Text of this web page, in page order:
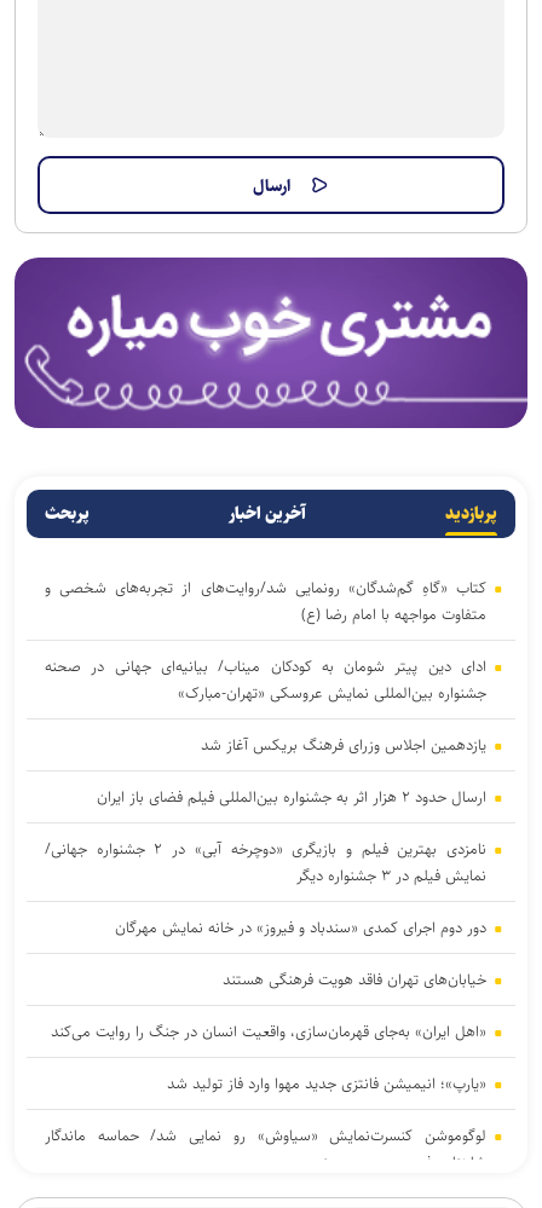
پربازدید آخرین اخبار پربحث
کتاب «گاهِ گم‌شدگان» رونمایی شد/روایت‌های از تجربه‌های شخصی و
متفاوت مواجهه با امام رضا (ع)
ادای دین پیتر شومان به کودکان میناب/ بیانیه‌ای جهانی در صحنه
جشنواره بین‌المللی نمایش عروسکی «تهران-مبارک»
یازدهمین اجلاس وزرای فرهنگ بریکس آغاز شد
ارسال حدود ۲ هزار اثر به جشنواره بین‌المللی فیلم فضای باز ایران
نامزدی بهترین فیلم و بازیگری «دوچرخه آبی» در ۲ جشنواره جهانی/
نمایش فیلم در ۳ جشنواره دیگر
دور دوم اجرای کمدی «سندباد و فیروز» در خانه نمایش مهرگان
خیابان‌های تهران فاقد هویت فرهنگی هستند
«اهل ایران» به‌جای قهرمان‌سازی، واقعیت انسان در جنگ را روایت می‌کند
«یارپ»؛ انیمیشن فانتزی جدید مهوا وارد فاز تولید شد
لوگوموشن کنسرت‌نمایش «سیاوش» رو نمایی شد/ حماسه‌ ماندگار
شاهنامه فردوسی روی صحنه